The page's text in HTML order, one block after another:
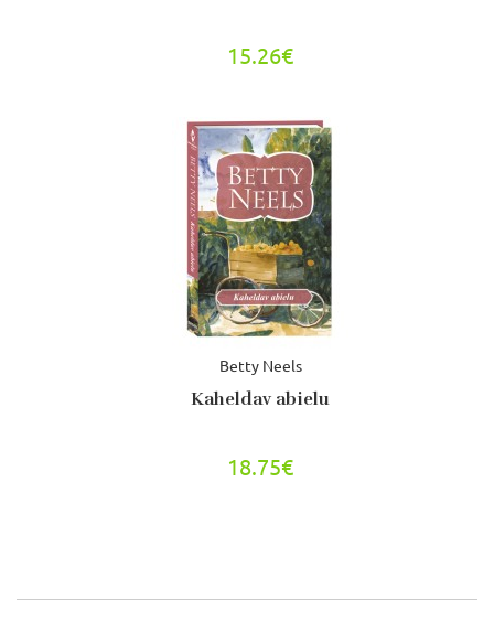
15.26€
Betty Neels
Kaheldav abielu
18.75€